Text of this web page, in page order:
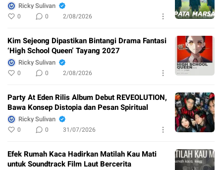
Ricky Sulivan
0 0 2/08/2026
Kim Sejeong Dipastikan Bintangi Drama Fantasi
‘High School Queen’ Tayang 2027
Ricky Sulivan
0 0 2/08/2026
Party At Eden Rilis Album Debut REVEOLUTION,
Bawa Konsep Distopia dan Pesan Spiritual
Ricky Sulivan
0 0 31/07/2026
Efek Rumah Kaca Hadirkan Matilah Kau Mati
untuk Soundtrack Film Laut Bercerita